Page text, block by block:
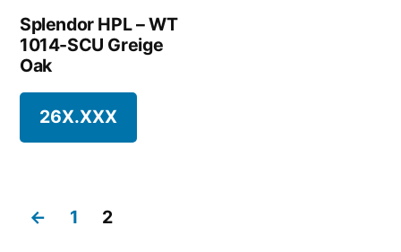
Splendor HPL – WT
1014-SCU Greige
Oak
26X.XXX
← 1 2